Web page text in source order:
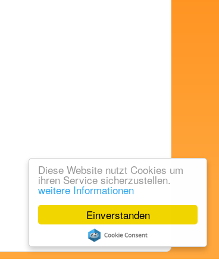
Einverstanden
Diese Website nutzt Cookies um
ihren Service sicherzustellen.
weitere Informationen